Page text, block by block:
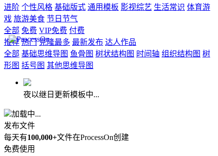
进阶 个性风格 基础版式 通用模板 影视综艺 生活常识 体育游
戏 旅游美食 节日节气
全部 免费 VIP免费 付费
推荐 热门 克隆最多 最新发布 达人作品
全部 基础思维导图 鱼骨图 树状结构图 时间轴 组织结构图 树
形图 括号图 其他思维导图
夜以继日更新模板中...
加载中...
发布文件
每天有100,000+文件在ProcessOn创建
免费使用